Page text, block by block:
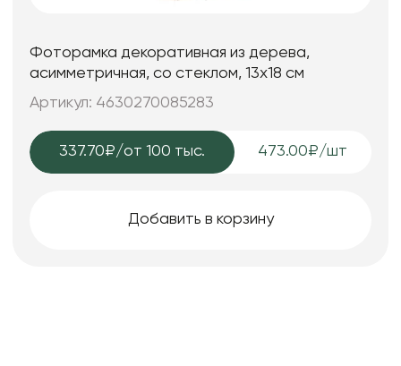
Фоторамка декоративная из дерева,
асимметричная, со стеклом, 13x18 см
Артикул: 4630270085283
337.70₽/от 100 тыс. 473.00₽/шт
Добавить в корзину